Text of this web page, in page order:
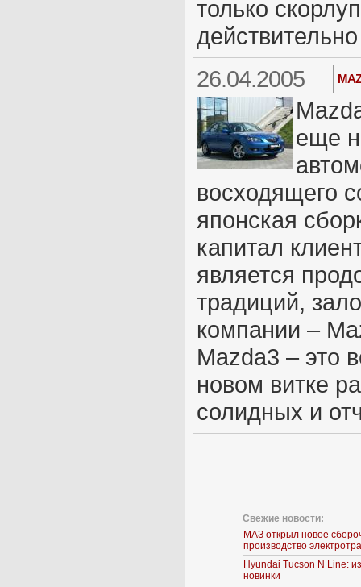
только
26.04.2005
еще
восходящего
японская
капитал
является
традиций,
компании –
Mazda3 – это
новом витке
солидных и
Свежие новости:
МАЗ открыл новое
производство
Hyundai Tucson N Line:
новинки